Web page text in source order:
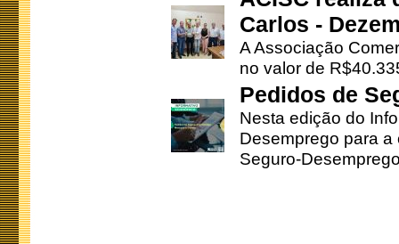
Carlos -
A Associação
no valor de
Pedidos de
Nesta edição do
Desemprego para
Seguro-